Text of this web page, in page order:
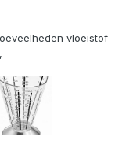
vloeistof
die hiermee gemaakt
Nauwkeurig wegen